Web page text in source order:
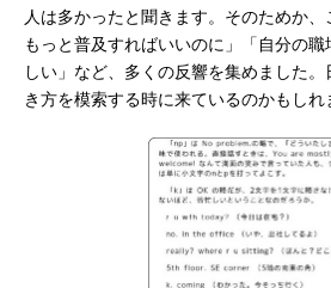
人は多かったと聞きます。そのためか
もっと普及すればいいのに」「自分の
しい」など、多くの反響を集めました
き方を模索する時に来ているのかもしれ